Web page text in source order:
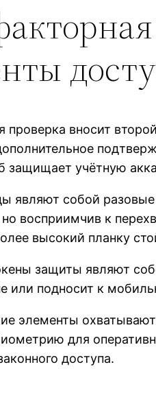
проверка вносит
защищает учётную
являют собой
но восприимчив к
высокий планку
защиты являют
или подносит к
элементы
для
доступа.